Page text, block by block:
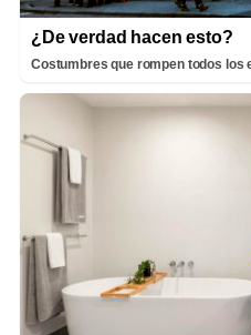
¿De verdad hacen esto?
Costumbres que rompen todos los